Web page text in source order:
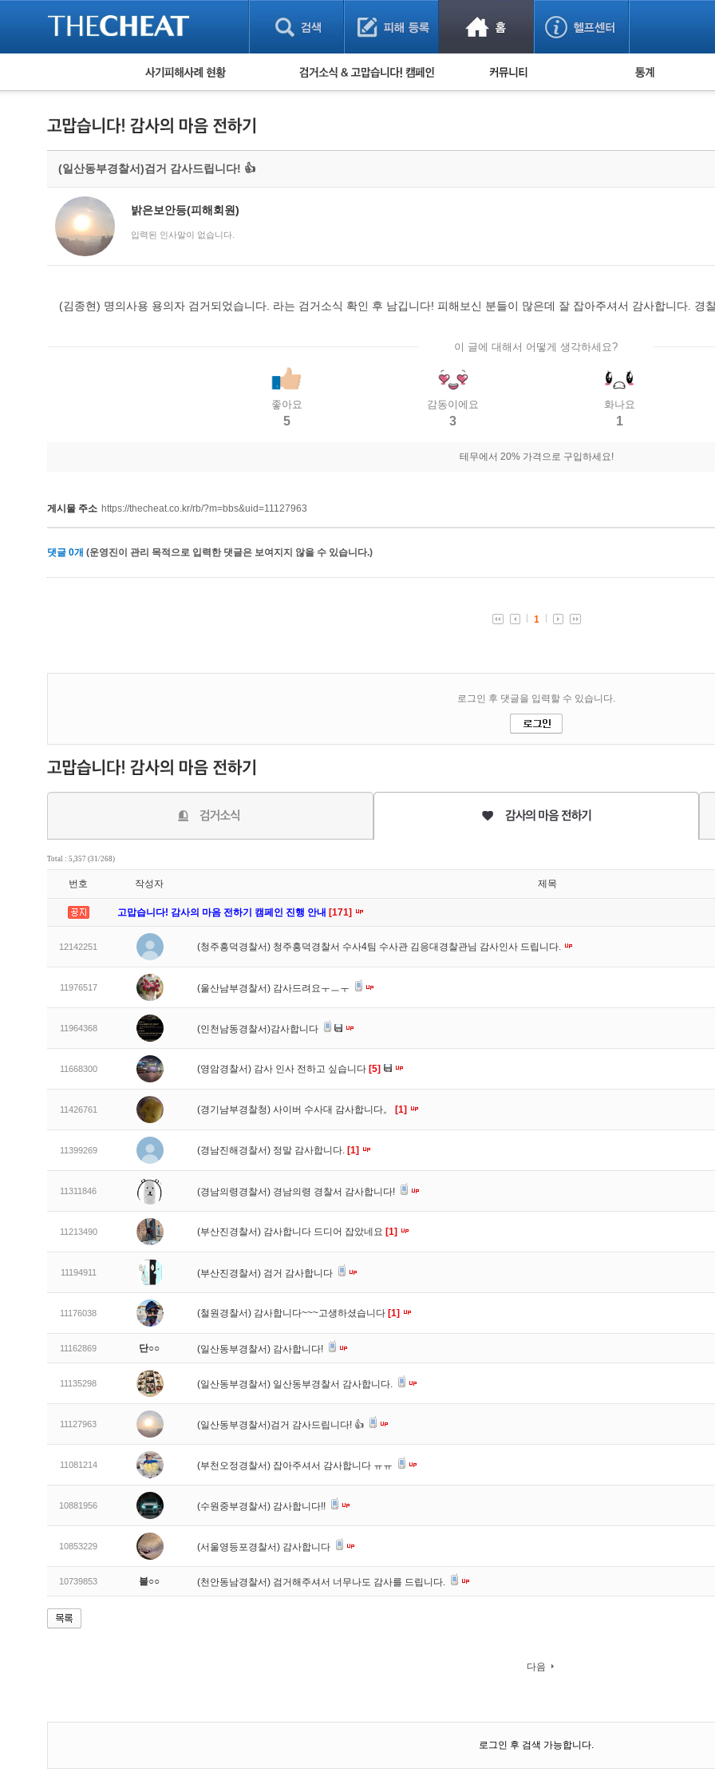
피해사례 현황
게임 · 비실물 피해사례
보이스피싱 피해사례
유해사이트 목록
비공개 피해사례
워킹홀리데이 피해사례
검거 소식 사기 예방했어요! 누적 피해사례 통계
(일산동부경찰서)검거 감사드립니다! 👍
밝은보안등(피해회원)
입력된 인사말이 없습니다.
(김종현) 명의사용 용의자 검거되었습니다. 라는 검거소식 확인 후 남깁니다! 피해보신 분들이 많은데 잘 잡아주셔서 감사합니다. 경
이 글에 대해서 어떻게 생각하세요?
좋아요
5
감동이에요
3
화나요
1
테무에서 20% 가격으로 구입하세요!
게시물 주소 https://thecheat.co.kr/rb/?m=bbs&uid=11127963
댓글 0개 (운영진이 관리 목적으로 입력한 댓글은 보여지지 않을 수 있습니다.)
Total : 5,357 (31/268)
번호 작성자 제목
고맙습니다! 감사의 마음 전하기 캠페인 진행 안내 [171]
12142251 (청주흥덕경찰서) 청주흥덕경찰서 수사4팀 수사관 김응대경찰관님 감사인사 드립니다.
11976517 (울산남부경찰서) 감사드려요ㅜㅡㅜ
11964368 (인천남동경찰서)감사합니다
11668300 (영암경찰서) 감사 인사 전하고 싶습니다 [5]
11426761 (경기남부경찰청) 사이버 수사대 감사합니다。 [1]
11399269 (경남진해경찰서) 정말 감사합니다. [1]
11311846 (경남의령경찰서) 경남의령 경찰서 감사합니다!
11213490 (부산진경찰서) 감사합니다 드디어 잡았네요 [1]
11194911 (부산진경찰서) 검거 감사합니다
11176038 (철원경찰서) 감사합니다~~~고생하셨습니다 [1]
11162869 단○○ (일산동부경찰서) 감사합니다!
11135298 (일산동부경찰서) 일산동부경찰서 감사합니다.
11127963 (일산동부경찰서)검거 감사드립니다! 👍
11081214 (부천오정경찰서) 잡아주셔서 감사합니다 ㅠㅠ
10881956 (수원중부경찰서) 감사합니다!!
10853229 (서울영등포경찰서) 감사합니다
10739853 불○○ (천안동남경찰서) 검거해주셔서 너무나도 감사를 드립니다.
다음
로그인 후 검색 가능합니다.